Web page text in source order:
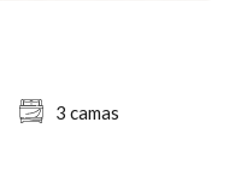
3 camas